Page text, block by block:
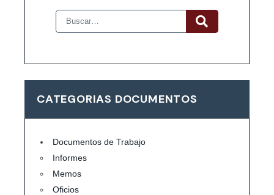
CATEGORIAS DOCUMENTOS
Documentos de Trabajo
Informes
Memos
Oficios